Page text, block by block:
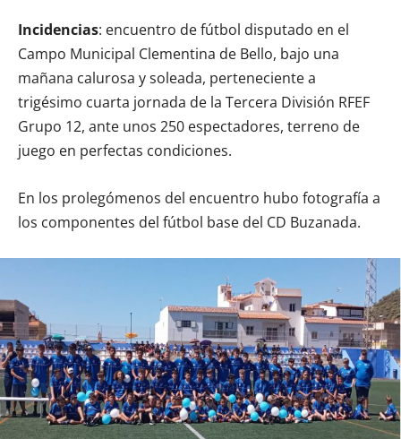
Incidencias: encuentro de fútbol disputado en el
Campo Municipal Clementina de Bello, bajo una
mañana calurosa y soleada, perteneciente a
trigésimo cuarta jornada de la Tercera División RFEF
Grupo 12, ante unos 250 espectadores, terreno de
juego en perfectas condiciones.
En los prolegómenos del encuentro hubo fotografía a
los componentes del fútbol base del CD Buzanada.